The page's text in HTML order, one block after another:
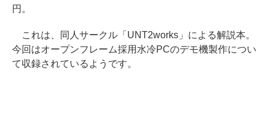
円。
これは、同人サークル「UNT2works」による解説本。
今回はオープンフレーム採用水冷PCのデモ機製作につい
て収録されているようです。